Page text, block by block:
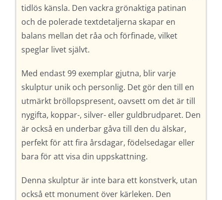
tidlös känsla. Den vackra grönaktiga patinan
och de polerade textdetaljerna skapar en
balans mellan det råa och förfinade, vilket
speglar livet självt.
Med endast 99 exemplar gjutna, blir varje
skulptur unik och personlig. Det gör den till en
utmärkt bröllopspresent, oavsett om det är till
nygifta, koppar-, silver- eller guldbrudparet. Den
är också en underbar gåva till den du älskar,
perfekt för att fira årsdagar, födelsedagar eller
bara för att visa din uppskattning.
Denna skulptur är inte bara ett konstverk, utan
också ett monument över kärleken. Den